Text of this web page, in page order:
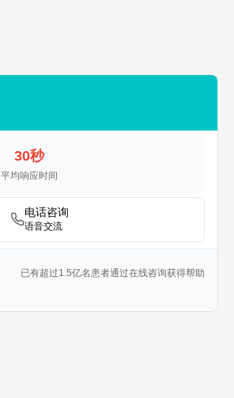
30秒
平均响应时间
电话咨询
语音交流
已有超过1.5亿名患者通过在线咨询获得帮助